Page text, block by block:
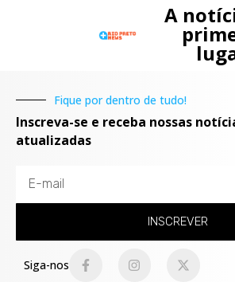
A
Fique por dentro de tudo!
Inscreva-se e receba nossas
atualizadas
INSCREVER
Siga-nos